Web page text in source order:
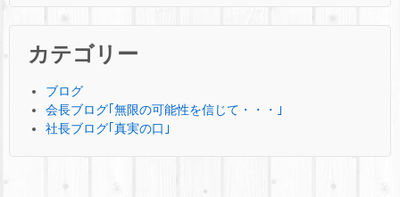
カテゴリー
ブログ
会長ブログ｢無限の可能性を信じて・・・｣
社長ブログ｢真実の口｣